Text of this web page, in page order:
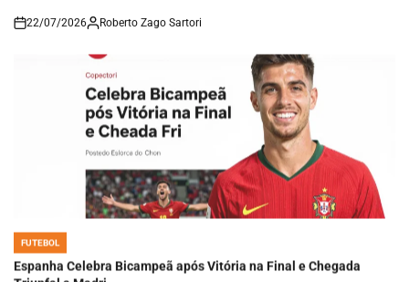
on
22/07/2026 Roberto Zago Sartori
POSTED
IN
FUTEBOL
Espanha Celebra Bicampeã após Vitória na Final e Chegada
Triunfal a Madri